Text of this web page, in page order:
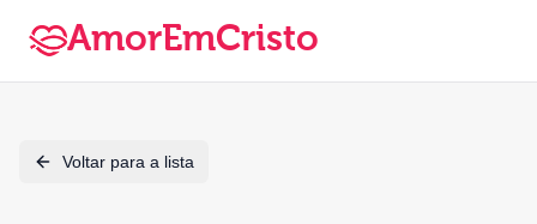
AmorEmCristo
Voltar para a lista